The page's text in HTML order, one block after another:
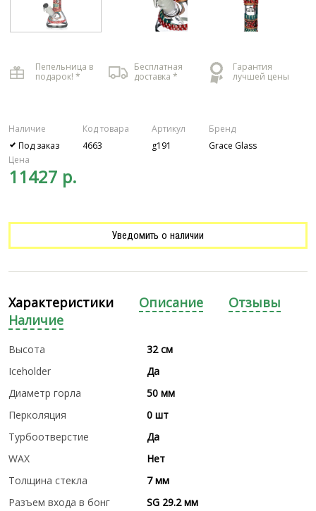
Пепельница в
подарок! *
Бесплатная
доставка *
Гарантия
лучшей цены
Наличие
Под заказ
Код товара
4663
Артикул
g191
Бренд
Grace Glass
Цена
11427 р.
Уведомить о наличии
Характеристики Описание
Отзывы
Наличие
Высота
32 см
Iceholder
Да
Диаметр горла
50 мм
Перколяция
0 шт
Турбоотверстие
Да
WAX
Нет
Толщина стекла
7 мм
Разъем входа в бонг
SG 29.2 мм